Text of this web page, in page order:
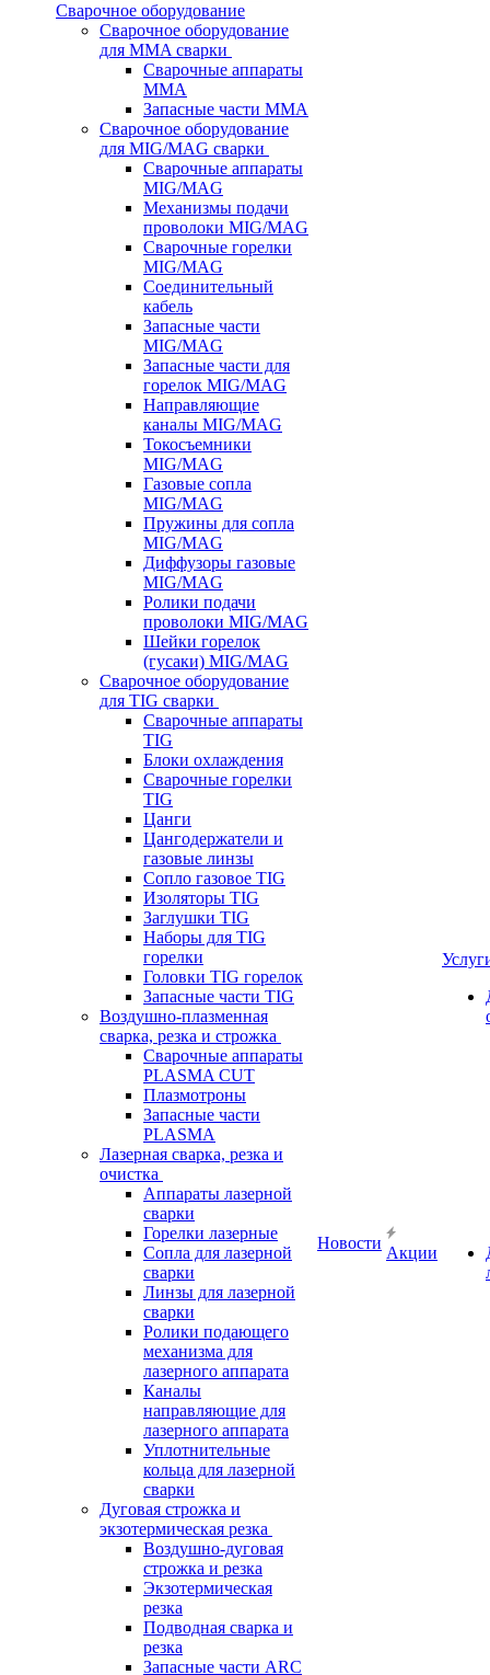
Сварочное оборудование
Сварочное оборудование
для MMA сварки
Сварочные аппараты
MMA
Запасные части MMA
Сварочное оборудование
для MIG/MAG сварки
Сварочные аппараты
MIG/MAG
Механизмы подачи
проволоки MIG/MAG
Сварочные горелки
MIG/MAG
Соединительный
кабель
Запасные части
MIG/MAG
Запасные части для
горелок MIG/MAG
Направляющие
каналы MIG/MAG
Токосъемники
MIG/MAG
Газовые сопла
MIG/MAG
Пружины для сопла
MIG/MAG
Диффузоры газовые
MIG/MAG
Ролики подачи
проволоки MIG/MAG
Шейки горелок
(гусаки) MIG/MAG
Сварочное оборудование
для TIG сварки
Сварочные аппараты
TIG
Блоки охлаждения
Сварочные горелки
TIG
Цанги
Цангодержатели и
газовые линзы
Сопло газовое TIG
Изоляторы TIG
Заглушки TIG
Наборы для TIG
горелки
Головки TIG горелок
Запасные части TIG
Воздушно-плазменная
сварка, резка и строжка
Сварочные аппараты
PLASMA CUT
Плазмотроны
Запасные части
PLASMA
Лазерная сварка, резка и
очистка
Аппараты лазерной
сварки
Горелки лазерные
Сопла для лазерной
сварки
Линзы для лазерной
сварки
Ролики подающего
механизма для
лазерного аппарата
Каналы
направляющие для
лазерного аппарата
Уплотнительные
кольца для лазерной
сварки
Дуговая строжка и
экзотермическая резка
Воздушно-дуговая
строжка и резка
Экзотермическая
резка
Подводная сварка и
резка
Запасные части ARC
Новости
Акции